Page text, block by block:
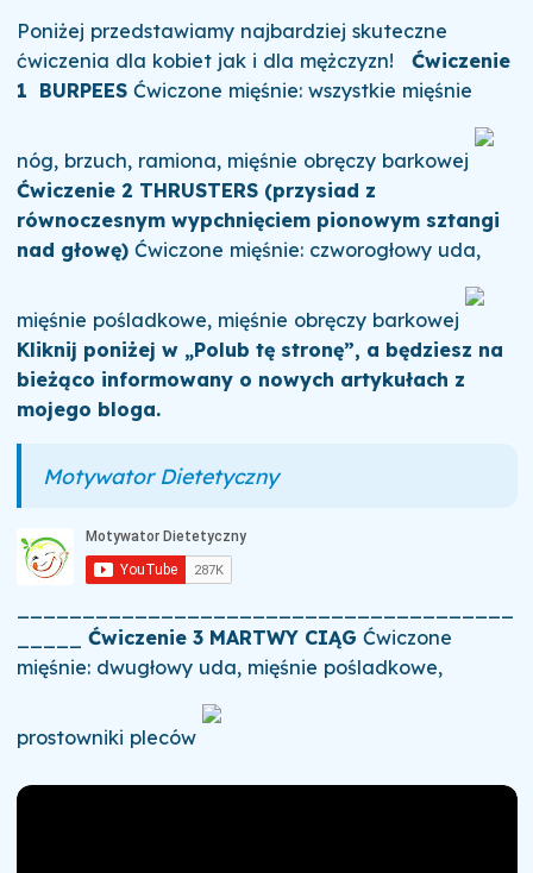
Poniżej przedstawiamy najbardziej skuteczne
ćwiczenia dla kobiet jak i dla mężczyzn! Ćwiczenie
1 BURPEESĆwiczone mięśnie: wszystkie mięśnie
nóg, brzuch, ramiona, mięśnie obręczy barkowej
Ćwiczenie 2 THRUSTERS (przysiad z
równoczesnym wypchnięciem pionowym sztangi
nad głowę)Ćwiczone mięśnie: czworogłowy uda,
mięśnie pośladkowe, mięśnie obręczy barkowej
Kliknij poniżej w „Polub tę stronę”, a będziesz na
bieżąco informowany o nowych artykułach z
mojego bloga.
Motywator Dietetyczny
Ćwiczenie 3 MARTWY CIĄG Ćwiczone
mięśnie: dwugłowy uda, mięśnie pośladkowe,
prostowniki pleców